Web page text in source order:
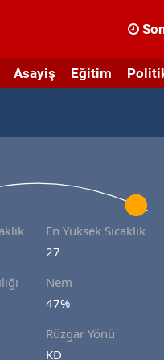
Asayiş Eğitim
En Yüksek Sıcaklık
27
Nem
47%
Rüzgar Yönü
KD